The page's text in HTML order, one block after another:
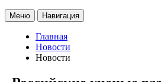
Меню Навигация
Главная
Новости
Новости